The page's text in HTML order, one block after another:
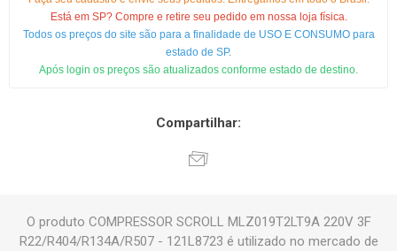
Está em SP? Compre e retire seu pedido em nossa loja física.
Todos os preços do site são para a finalidade de USO E CONSUMO para
estado de SP.
Após login os preços são atualizados conforme estado de destino.
Compartilhar:
O produto COMPRESSOR SCROLL MLZ019T2LT9A 220V 3F
R22/R404/R134A/R507 - 121L8723 é utilizado no mercado de